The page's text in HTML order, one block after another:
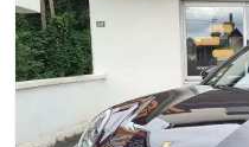
du commerce international